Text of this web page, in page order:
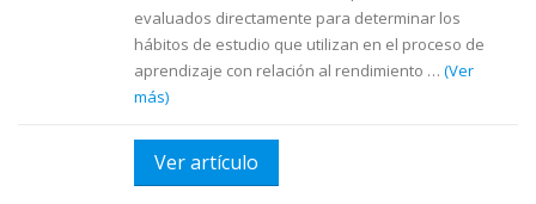
evaluados directamente para determinar los
hábitos de estudio que utilizan en el proceso de
aprendizaje con relación al rendimiento … (Ver
más)
Ver artículo